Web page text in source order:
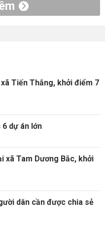
Tiến Thắng, khởi điểm 7
dự án lớn
xã Tam Dương Bắc, khởi
dân cần được chia sẻ